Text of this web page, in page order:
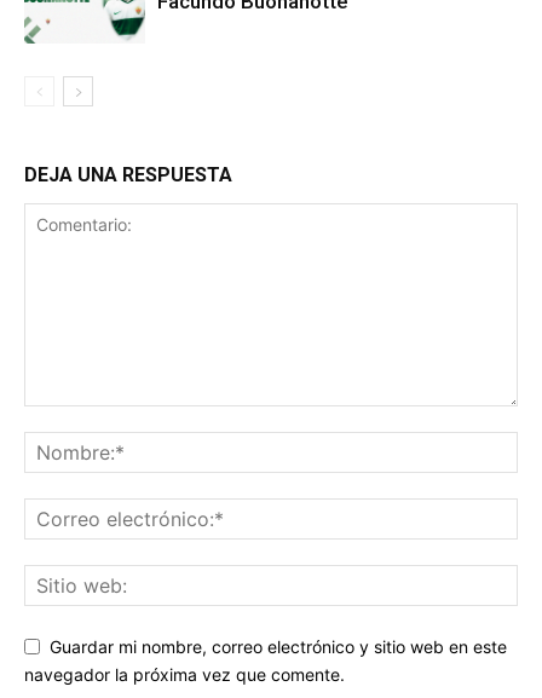
DEJA UNA RESPUESTA
Guardar mi nombre, correo electrónico y sitio web en este
navegador la próxima vez que comente.